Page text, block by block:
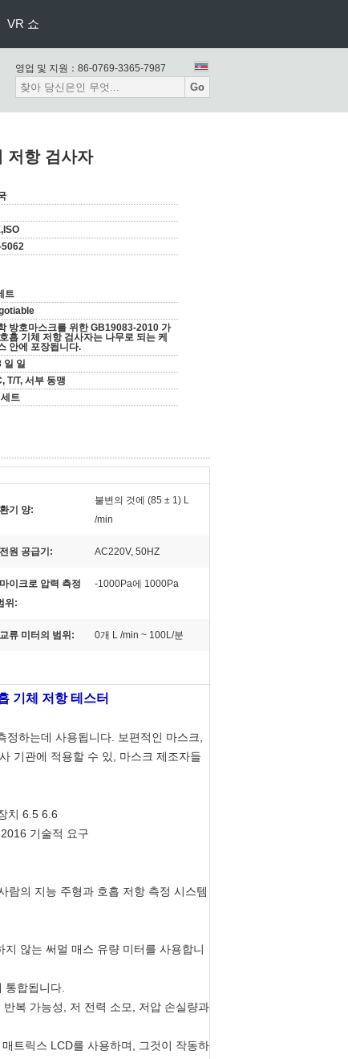
VR 쇼
영업 및 지원： 86-0769-3365-7987
Go
저항 검사자
5062
트
방호마스크를 위한 GB19083-2010 가
흡 기체 저항 검사자는 나무로 되는 케
안에 포장됩니다.
일 일
T/T, 서부 동맹
트
환기 양:
불변의 것에 (85 ± 1) L
/min
전원 공급기: AC220V, 50HZ
마이크로 압력 측정
위:
-1000Pa에 1000Pa
교류 미터의 범위: 0개 L /min ~ 100L/분
기체 저항 테스터
하는데 사용됩니다. 보편적인 마스크,
기관에 적용할 수 있, 마스크 제조자들
치 6.5 6.6
기술적 요구
람의 지능 주형과 호흡 저항 측정 시스템
않는 써멀 매스 유량 미터를 사용합니
합됩니다.
복 가능성, 저 전력 소모, 저압 손실량과
트릭스 LCD를 사용하며, 그것이 작동하